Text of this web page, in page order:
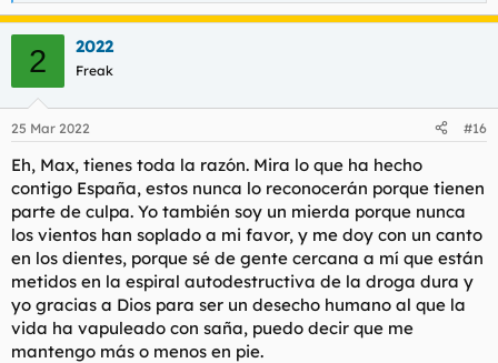
e
a
e
:
2 2022
Freak
25 Mar 2022 #16
Eh, Max, tienes toda la razón. Mira lo que ha hecho
contigo España, estos nunca lo reconocerán porque tienen
parte de culpa. Yo también soy un mierda porque nunca
los vientos han soplado a mi favor, y me doy con un canto
en los dientes, porque sé de gente cercana a mí que están
metidos en la espiral autodestructiva de la droga dura y
yo gracias a Dios para ser un desecho humano al que la
vida ha vapuleado con saña, puedo decir que me
mantengo más o menos en pie.